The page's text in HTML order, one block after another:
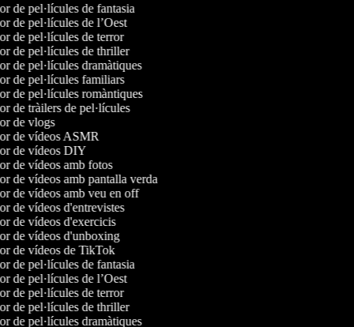
de pel·lícules de fantasia
de pel·lícules de l’Oest
de pel·lícules de terror
de pel·lícules de thriller
de pel·lícules dramàtiques
de pel·lícules familiars
de pel·lícules romàntiques
de tràilers de pel·lícules
de vlogs
de vídeos ASMR
de vídeos DIY
de vídeos amb fotos
de vídeos amb pantalla verda
de vídeos amb veu en off
de vídeos d'entrevistes
de vídeos d'exercicis
de vídeos d'unboxing
de vídeos de TikTok
de pel·lícules de fantasia
de pel·lícules de l’Oest
de pel·lícules de terror
de pel·lícules de thriller
de pel·lícules dramàtiques